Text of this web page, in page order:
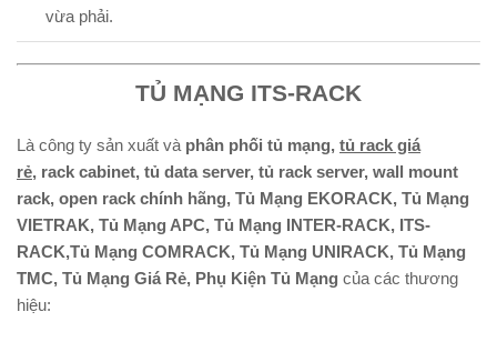
vừa phải.
TỦ MẠNG ITS-RACK
Là công ty sản xuất và phân phối tủ mạng, tủ rack giá
rẻ, rack cabinet, tủ data server, tủ rack server, wall mount
rack, open rack chính hãng, Tủ Mạng EKORACK, Tủ Mạng
VIETRAK, Tủ Mạng APC, Tủ Mạng INTER-RACK, ITS-
RACK,Tủ Mạng COMRACK, Tủ Mạng UNIRACK, Tủ Mạng
TMC, Tủ Mạng Giá Rẻ, Phụ Kiện Tủ Mạng của các thương
hiệu: